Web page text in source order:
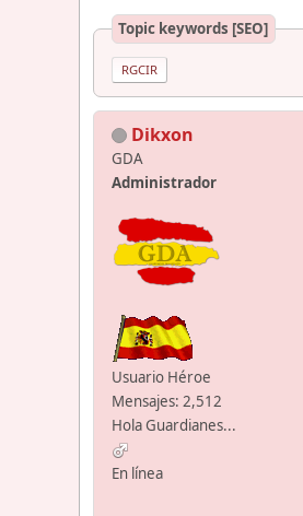
Topic keywords [SEO]
RGCIR
Dikxon
GDA
Administrador
Usuario Héroe
Mensajes: 2,512
Hola Guardianes...
En línea